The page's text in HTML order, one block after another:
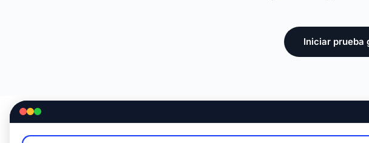
Iniciar prueba